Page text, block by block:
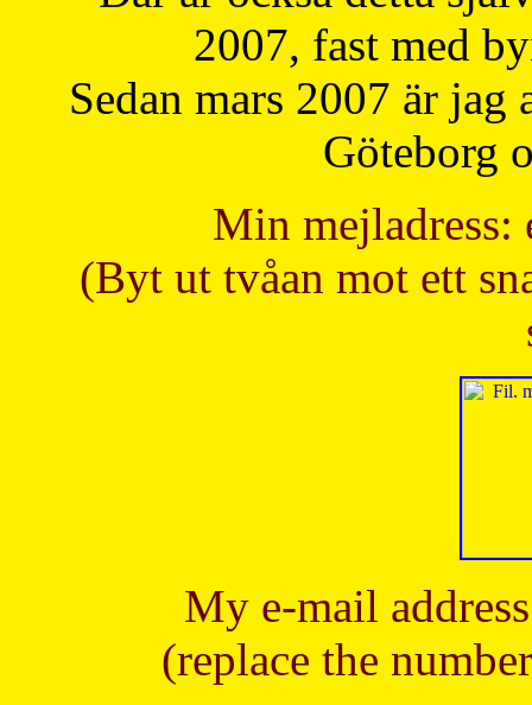
2007, fast med
Sedan mars 2007 är
Göteborg
Min mejladress:
(Byt ut tvåan mot ett
My e-mail
(replace the